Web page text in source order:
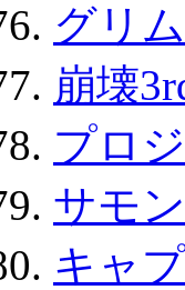
グリ
崩壊
プロ
サモ
キャ